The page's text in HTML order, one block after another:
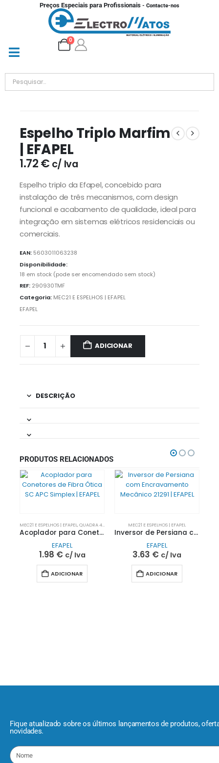
Preços Especiais para Profissionais - Contacte-nos
0
Espelho Triplo Marfim
| EFAPEL
1.72€ c/ Iva
Espelho triplo da Efapel, concebido para
instalação de três mecanismos, com design
funcional e acabamento de qualidade, ideal para
integração em sistemas elétricos residenciais ou
comerciais.
EAN: 5603011063238
Disponibilidade:
18 em stock (pode ser encomendado sem stock)
REF: 290930TMF
Categoria: MEC21 E ESPELHOS | EFAPEL
EFAPEL
ADICIONAR
DESCRIÇÃO
PRODUTOS RELACIONADOS
MEC21 E ESPELHOS | EFAPEL,QUADRA 45 E SIZA | EFAPEL
Acoplador para Conetores de Fibra Ótica SC APC Simplex | EFAPEL
EFAPEL
1.98 € c/ Iva
ADICIONAR
MEC21 E ESPELHOS | EFAPEL
Inversor de Persiana com Encravamento Mecânico 21291 | EFAPEL
EFAPEL
3.63 € c/ Iva
ADICIONAR
Fique atualizado sobre os últimos lançamentos de produtos,
novidades.